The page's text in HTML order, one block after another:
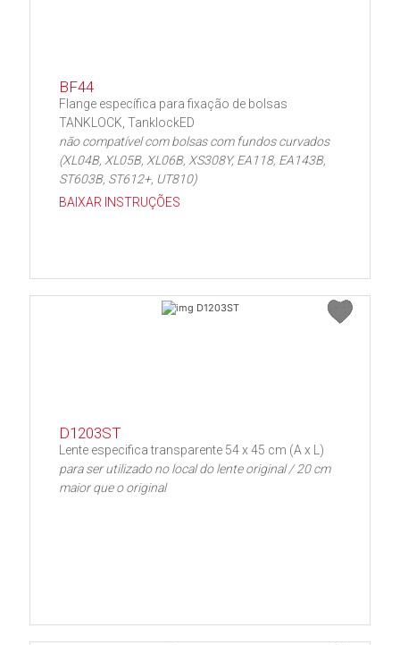
BF44
Flange específica para fixação de bolsas
TANKLOCK, TanklockED
não compatível com bolsas com fundos curvados
(XL04B, XL05B, XL06B, XS308Y, EA118, EA143B,
ST603B, ST612+, UT810)
BAIXAR INSTRUÇÕES
D1203ST
Lente especifica transparente 54 x 45 cm (A x L)
para ser utilizado no local do lente original / 20 cm
maior que o original